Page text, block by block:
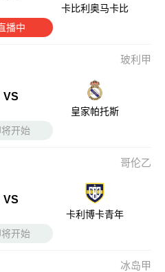
卡比利奥马卡比
播中
玻利甲
VS
皇家帕托斯
将开始
哥伦乙
VS
卡利博卡青年
将开始
冰岛甲